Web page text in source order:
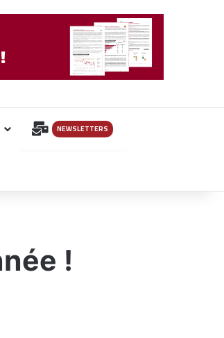
INSCRIPTION
NEWSLETTERS
!